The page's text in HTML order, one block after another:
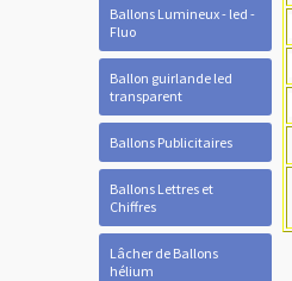
Ballons Lumineux - led -
Fluo
Ballon guirlande led
transparent
Ballons Publicitaires
Ballons Lettres et
Chiffres
Lâcher de Ballons
hélium